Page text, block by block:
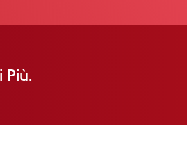
Più.